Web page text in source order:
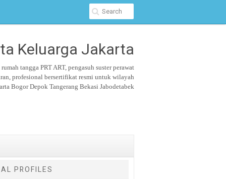
Keluarga Jakarta
tangga PRT ART, pengasuh susterperawat
profesional bersertifikat resmi untuk wilayah
Bogor Depok Tangerang Bekasi Jabodetabek
PROFILES